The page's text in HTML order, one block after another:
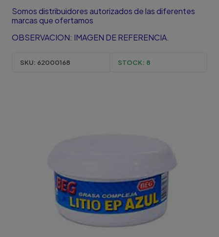
Somos distribuidores autorizados de las diferentes
marcas que ofertamos
OBSERVACION: IMAGEN DE REFERENCIA.
SKU: 62000168 STOCK: 8